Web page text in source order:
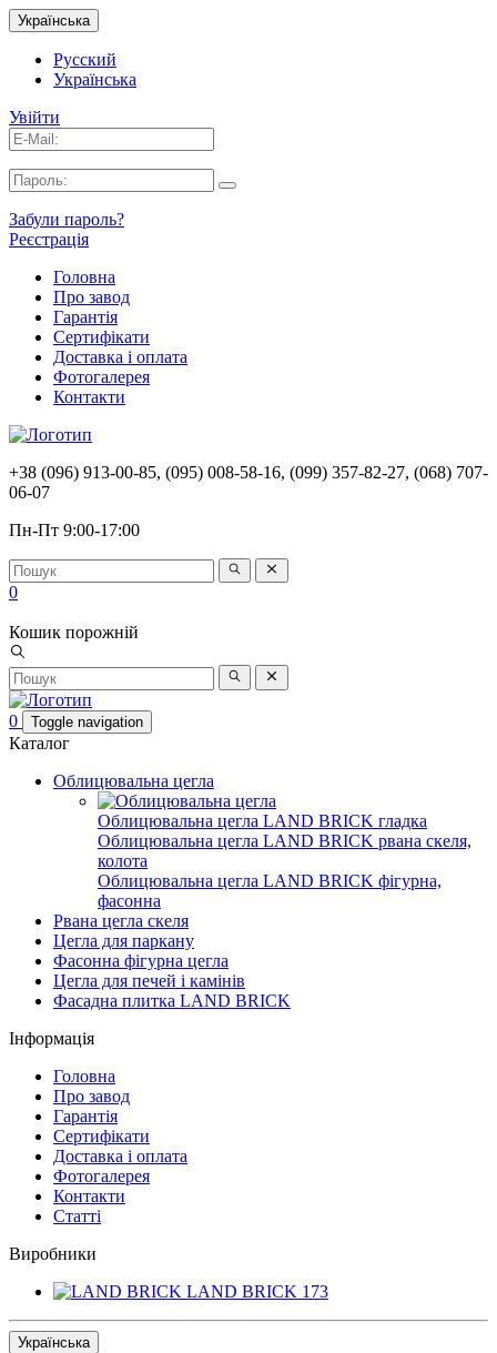
Українська
Русский
Українська
Увійти
Забули пароль?
Реєстрація
Головна
Про завод
Гарантія
Сертифікати
Доставка і оплата
Фотогалерея
Контакти
+38 (096) 913-00-85, (095) 008-58-16, (099) 357-82-27, (068) 707-
06-07
Пн-Пт 9:00-17:00
0
Кошик порожній
0 Toggle navigation
Каталог
Облицювальна цегла
Облицювальна цегла LAND BRICK гладка
Облицювальна цегла LAND BRICK рвана скеля,
колота
Облицювальна цегла LAND BRICK фігурна,
фасонна
Рвана цегла скеля
Цегла для паркану
Фасонна фігурна цегла
Цегла для печей і камінів
Фасадна плитка LAND BRICK
Інформація
Головна
Про завод
Гарантія
Сертифікати
Доставка і оплата
Фотогалерея
Контакти
Статті
Виробники
LAND BRICK 173
Українська